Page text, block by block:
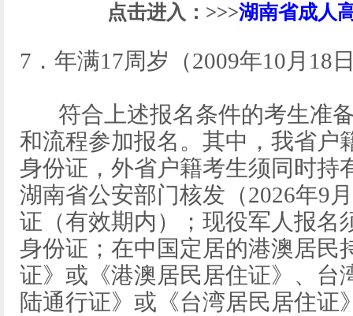
点击进入：>>>湖南省成人
7．年满17周岁（2009年10月18
符合上述报名条件的考生准
和流程参加报名。其中，我省户
身份证，外省户籍考生须同时持
湖南省公安部门核发（2026年9
证（有效期内）；现役军人报名
身份证；在中国定居的港澳居民
证》或《港澳居民居住证》、台
陆通行证》或《台湾居民居住证